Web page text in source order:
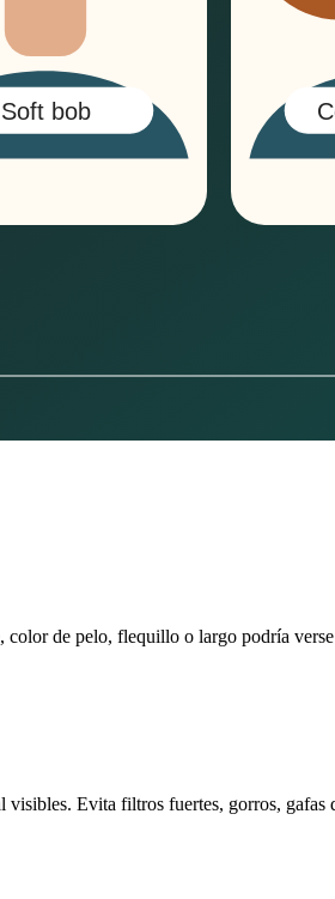
de pelo, flequillo o largo podría
Evita filtros fuertes, gorros,